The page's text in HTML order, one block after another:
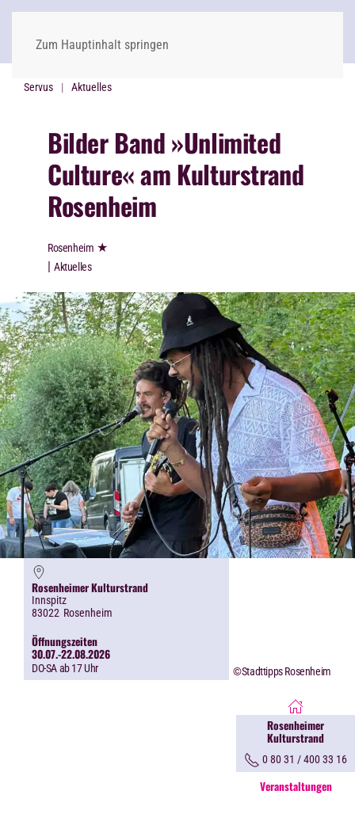
Zum Hauptinhalt springen
Servus Aktuelles
Bilder Band »Unlimited
Culture« am Kulturstrand
Rosenheim
Rosenheim ★
| Aktuelles
Rosenheimer Kulturstrand
Innspitz
83022 Rosenheim
Öffnungszeiten
30.07.-22.08.2026
DO-SA ab 17 Uhr ©Stadttipps Rosenheim
Rosenheimer
Kulturstrand
0 80 31 / 400 33 16
Veranstaltungen